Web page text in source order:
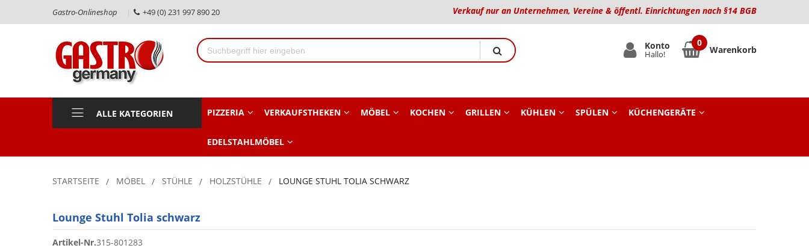
Gastro-Onlineshop +49 (0) 231 997 890 20 Verkauf nur an Unternehmen, Vereine & öffentl. Einrichtungen nach §14 BGB
Konto
Hallo! Warenkorb
ALLE KATEGORIEN PIZZERIA VERKAUFSTHEKEN MÖBEL KOCHEN GRILLEN KÜHLEN SPÜLEN KÜCHENGERÄTE
EDELSTAHLMÖBEL
STARTSEITE MÖBEL STÜHLE HOLZSTÜHLE LOUNGE STUHL TOLIA SCHWARZ
Lounge Stuhl Tolia schwarz
Artikel-Nr.315-801283